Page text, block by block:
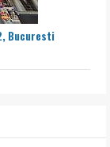
Bucuresti